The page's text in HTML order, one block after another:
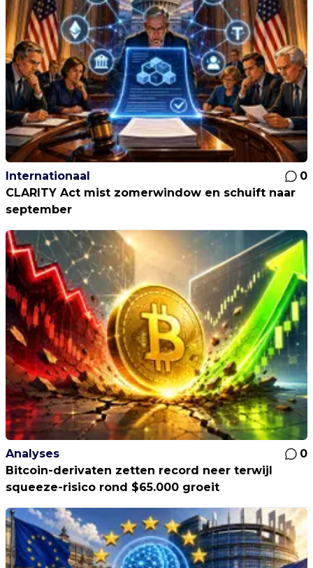
Internationaal
0
CLARITY Act mist zomerwindow en schuift naar
september
Analyses
0
Bitcoin-derivaten zetten record neer terwijl
squeeze-risico rond $65.000 groeit